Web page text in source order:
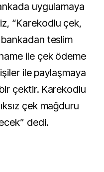
uygulamaya
“Karekodlu çek,
teslim
ile çek ödeme
ile paylaşmaya
çektir. Karekodlu
çek mağduru
dedi.